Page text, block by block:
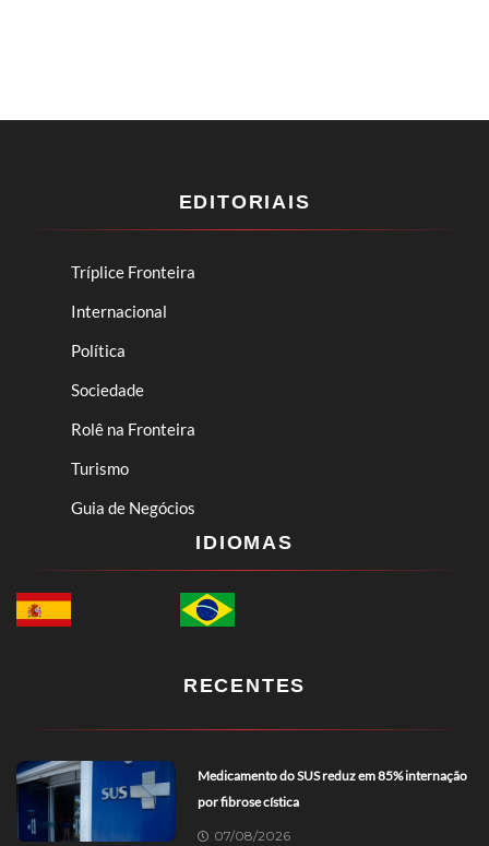
EDITORIAIS
Tríplice Fronteira
Internacional
Política
Sociedade
Rolê na Fronteira
Turismo
Guia de Negócios
IDIOMAS
RECENTES
Medicamento do SUS reduz em 85% internação
por fibrose cística
07/08/2026